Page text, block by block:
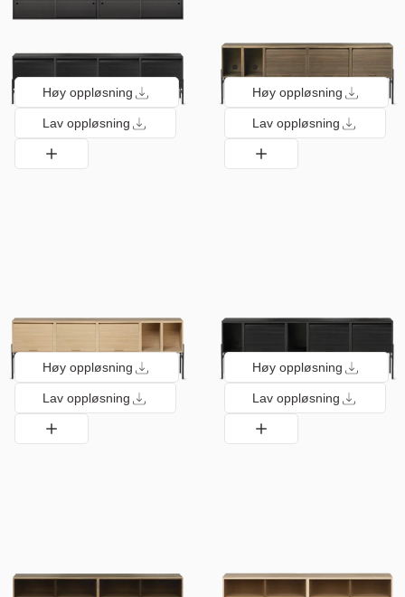
Høy oppløsning
Lav oppløsning
Høy oppløsning
Lav oppløsning
Høy oppløsning
Lav oppløsning
Høy oppløsning
Lav oppløsning